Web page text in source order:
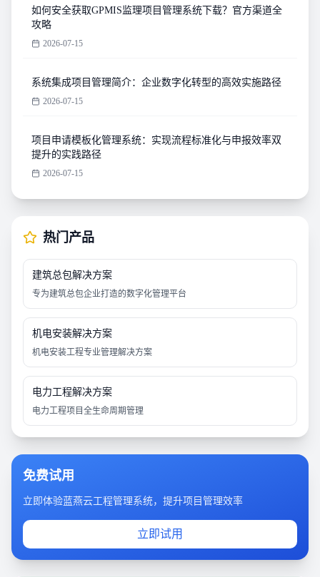
如何安全获取GPMIS监理项目管理系统下载？官方渠道全
攻略
2026-07-15
系统集成项目管理简介：企业数字化转型的高效实施路径
2026-07-15
项目申请模板化管理系统：实现流程标准化与申报效率双
提升的实践路径
2026-07-15
热门产品
建筑总包解决方案
专为建筑总包企业打造的数字化管理平台
机电安装解决方案
机电安装工程专业管理解决方案
电力工程解决方案
电力工程项目全生命周期管理
免费试用
立即体验蓝燕云工程管理系统，提升项目管理效率
立即试用